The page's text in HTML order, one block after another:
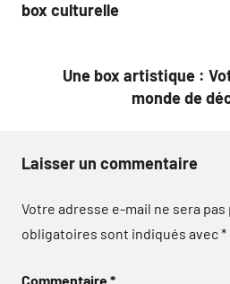
box culturelle
Une box artistique :
monde de
Laisser un commentaire
Votre adresse e-mail ne sera pas
obligatoires sont indiqués avec*
Commentaire*